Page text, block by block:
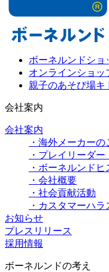
ボーネルンドショ
オンラインショッ
親子のあそび場キ
会社案内
会社案内
・海外メーカーの
・プレイリーダ
・ボーネルンドヒ
・会社概要
・社会貢献活動
・カスタマーハ
お知らせ
プレスリリース
採用情報
ボーネルンドの考え